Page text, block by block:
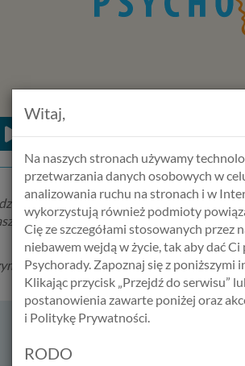
Ci bardzo wdzięczni, jeśli
materiały trafiają do szerszej liczby
Ci miłego dnia!
Witaj,
Na naszych stronach używamy
przetwarzania danych osobowych w
analizowania ruchu na stronach i w
wykorzystują również podmioty
Cię ze szczegółami stosowanych
niebawem wejdą w życie, tak aby dać
Psychorady. Zapoznaj się z poniższymi
Klikając przycisk „Przejdź do serwisu”
postanowienia zawarte poniżej oraz
i Politykę Prywatności.
RODO